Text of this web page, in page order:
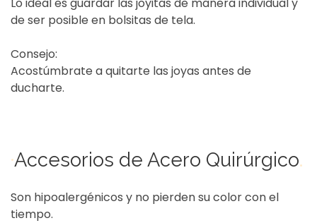
de ser posible en bolsitas de tela.
Consejo:
Acostúmbrate a quitarte las joyas antes de
ducharte.
·Accesorios de Acero Quirúrgico.
Son hipoalergénicos y no pierden su color con el
tiempo.